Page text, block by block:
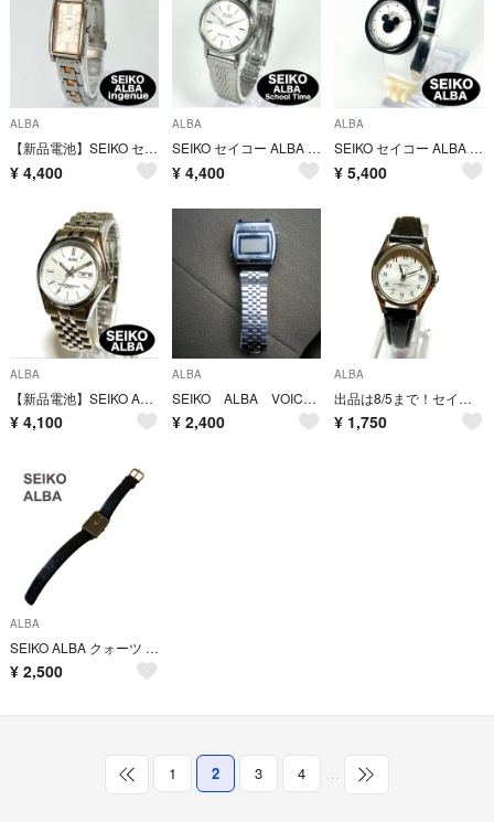
ALBA
【新品電池】SEIKO セイコー ALBA アルバ ingenue アンジェ―ヌ クォーツ レクタンギュラー ピンク 時計 稼働品
¥ 4,400
ALBA
SEIKO セイコー ALBA アルバ School Time スクールタイム クォーツ レディース 時計 稼働 新品電池
¥ 4,400
ALBA
SEIKO セイコー ALBA アルバ クォーツ QZ ディズニー ミッキー コラボ キッズ レディース 時計 稼働 新品電池
¥ 5,400
ALBA
【新品電池】SEIKO ALBA クォーツ デイデイト ルミブライト 時計 稼働
¥ 4,100
ALBA
SEIKO ALBA VOICE ALARM Y824-4000 ジャンク
¥ 2,400
ALBA
出品は8/5まで！セイコー ALBA V782-0500
¥ 1,750
ALBA
SEIKO ALBA クォーツ 腕時計 タンク 黒文字盤 セイコー アルバ
¥ 2,500
1 2 3 4 …